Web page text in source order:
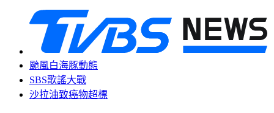
颱風白海豚動態
SBS歌謠大戰
沙拉油致癌物超標